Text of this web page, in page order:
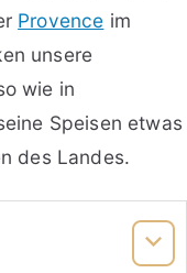
Provence im
unsere
wie in
Speisen etwas
des Landes.